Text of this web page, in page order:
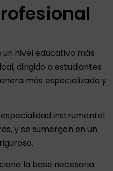
un nivel educativo más
dirigido a estudiantes
más especializada y
instrumental
y se sumergen en un
la base necesaria